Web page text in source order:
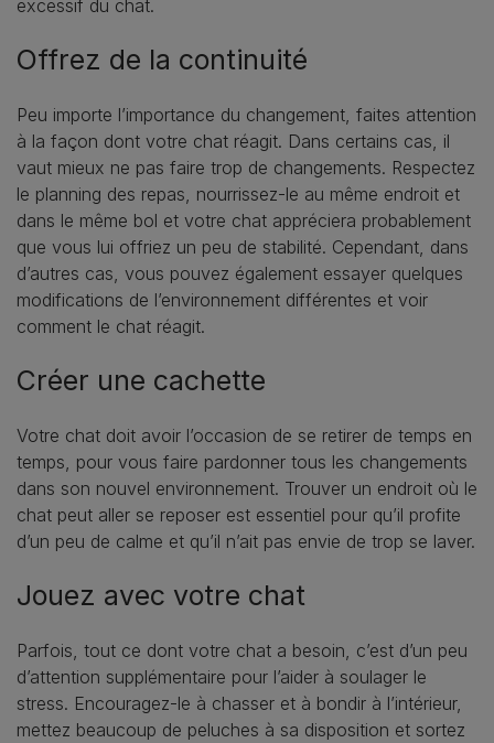
excessif du chat.
Offrez de la continuité
Peu importe l’importance du changement, faites attention
à la façon dont votre chat réagit. Dans certains cas, il
vaut mieux ne pas faire trop de changements. Respectez
le planning des repas, nourrissez-le au même endroit et
dans le même bol et votre chat appréciera probablement
que vous lui offriez un peu de stabilité. Cependant, dans
d’autres cas, vous pouvez également essayer quelques
modifications de l’environnement différentes et voir
comment le chat réagit.
Créer une cachette
Votre chat doit avoir l’occasion de se retirer de temps en
temps, pour vous faire pardonner tous les changements
dans son nouvel environnement. Trouver un endroit où le
chat peut aller se reposer est essentiel pour qu’il profite
d’un peu de calme et qu’il n’ait pas envie de trop se laver.
Jouez avec votre chat
Parfois, tout ce dont votre chat a besoin, c’est d’un peu
d’attention supplémentaire pour l’aider à soulager le
stress. Encouragez-le à chasser et à bondir à l’intérieur,
mettez beaucoup de peluches à sa disposition et sortez